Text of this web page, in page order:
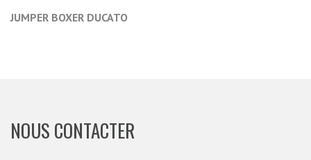
JUMPER BOXER DUCATO
NOUS CONTACTER